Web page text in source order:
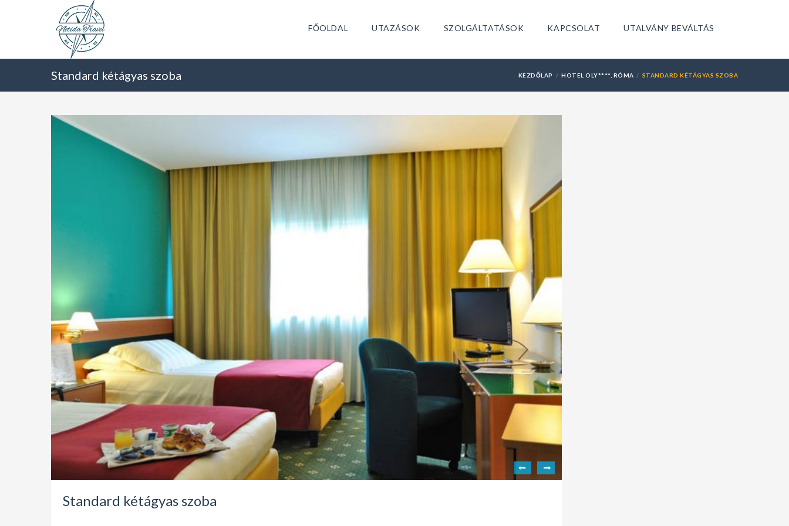
FŐOLDAL UTAZÁSOK SZOLGÁLTATÁSOK KAPCSOLAT UTALVÁNY BEVÁLTÁS
Standard kétágyas szoba KEZDŐLAP HOTEL OLY****, RÓMA STANDARD KÉTÁGYAS SZOBA
Standard kétágyas szoba